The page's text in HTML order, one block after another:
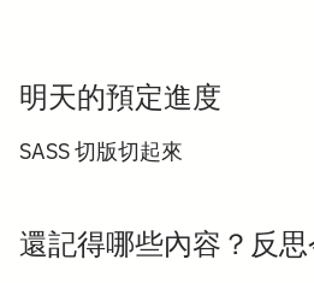
明天的預定進度
SASS 切版切起來
還記得哪些內容？反